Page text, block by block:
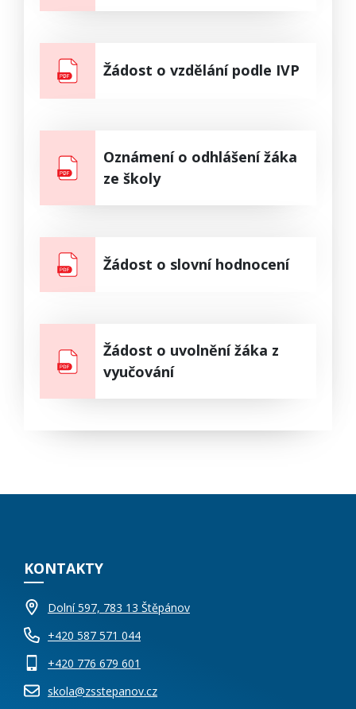
Žádost o vzdělání podle IVP
Oznámení o odhlášení žáka
ze školy
Žádost o slovní hodnocení
Žádost o uvolnění žáka z
vyučování
KONTAKTY
Dolní 597, 783 13 Štěpánov
+420 587 571 044
+420 776 679 601
skola@zsstepanov.cz